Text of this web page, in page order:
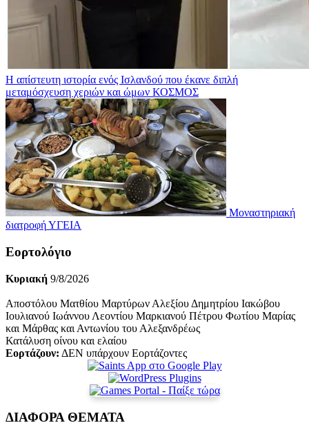
Η απίστευτη ιστορία ενός Ισλανδού που έκανε διπλή
μεταμόσχευση χεριών και ώμων ΚΟΣΜΟΣ
Μοναστηριακή
διατροφήΥΓΕΙΑ
Εορτολόγιο
Κυριακή 9/8/2026
Αποστόλου Ματθίου Μαρτύρων Αλεξίου Δημητρίου Ιακώβου
Ιουλιανού Ιωάννου Λεοντίου Μαρκιανού Πέτρου Φωτίου Μαρίας
και Μάρθας και Αντωνίου του Αλεξανδρέως
Κατάλυση οίνου και ελαίου
Εορτάζουν: ΔΕΝ υπάρχουν Εορτάζοντες
ΔΙΑΦΟΡΑ ΘΕΜΑΤΑ